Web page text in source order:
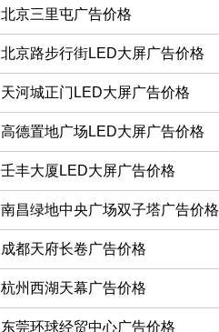
北京三里屯广告价格
北京路步行街LED大屏广告价格
天河城正门LED大屏广告价格
高德置地广场LED大屏广告价格
壬丰大厦LED大屏广告价格
南昌绿地中央广场双子塔广告价格
成都天府长卷广告价格
杭州西湖天幕广告价格
东莞环球经贸中心广告价格